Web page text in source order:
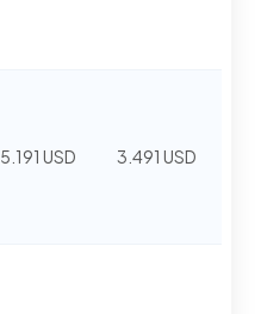
5.191 USD 3.491 USD